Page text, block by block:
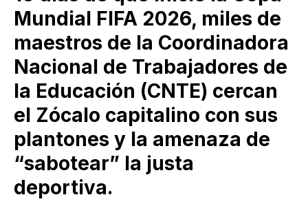
Mundial FIFA 2026, miles de
maestros de la Coordinadora
Nacional de Trabajadores de
la Educación (CNTE) cercan
el Zócalo capitalino con sus
plantones y la amenaza de
“sabotear” la justa
deportiva.